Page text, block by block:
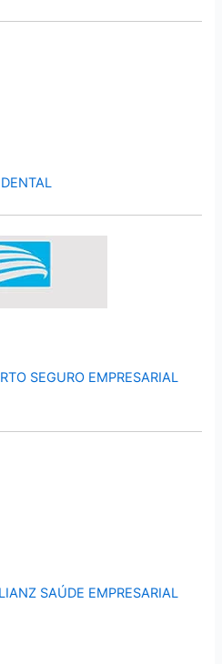
SEGURO EMPRESARIAL
SAÚDE EMPRESARIAL